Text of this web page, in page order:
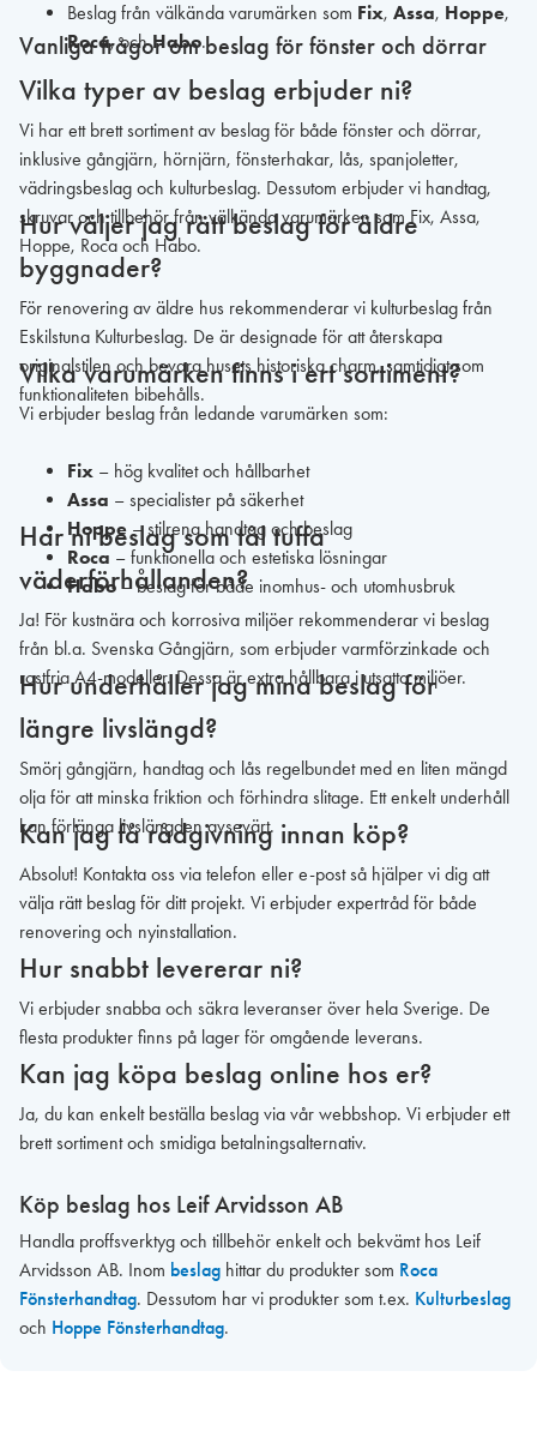
Beslag från välkända varumärken som Fix, Assa, Hoppe,
Roca, ochHabo.
Vanliga frågor om beslag för fönster och dörrar
Vilka typer av beslag erbjuder ni?
Vi har ett brett sortiment av beslag för både fönster och dörrar,
inklusive gångjärn, hörnjärn, fönsterhakar, lås, spanjoletter,
vädringsbeslag och kulturbeslag. Dessutom erbjuder vi handtag,
skruvar och tillbehör från välkända varumärken som Fix, Assa,
Hoppe, Roca och Habo.
Hur väljer jag rätt beslag för äldre
byggnader?
För renovering av äldre hus rekommenderar vi kulturbeslag från
Eskilstuna Kulturbeslag. De är designade för att återskapa
originalstilen och bevara husets historiska charm, samtidigt som
funktionaliteten bibehålls.
Vilka varumärken finns i ert sortiment?
Vi erbjuder beslag från ledande varumärken som:
Fix – hög kvalitet och hållbarhet
Assa – specialister på säkerhet
Hoppe– stilrena handtag och beslag
Roca – funktionella och estetiska lösningar
Habo– beslag för både inomhus- och utomhusbruk
Har ni beslag som tål tuffa
väderförhållanden?
Ja! För kustnära och korrosiva miljöer rekommenderar vi beslag
från bl.a. Svenska Gångjärn, som erbjuder varmförzinkade och
rostfria A4-modeller. Dessa är extra hållbara i utsatta miljöer.
Hur underhåller jag mina beslag för
längre livslängd?
Smörj gångjärn, handtag och lås regelbundet med en liten mängd
olja för att minska friktion och förhindra slitage. Ett enkelt underhåll
kan förlänga livslängden avsevärt.
Kan jag få rådgivning innan köp?
Absolut! Kontakta oss via telefon eller e-post så hjälper vi dig att
välja rätt beslag för ditt projekt. Vi erbjuder expertråd för både
renovering och nyinstallation.
Hur snabbt levererar ni?
Vi erbjuder snabba och säkra leveranser över hela Sverige. De
flesta produkter finns på lager för omgående leverans.
Kan jag köpa beslag online hos er?
Ja, du kan enkelt beställa beslag via vår webbshop. Vi erbjuder ett
brett sortiment och smidiga betalningsalternativ.
Köp beslag hos Leif Arvidsson AB
Handla proffsverktyg och tillbehör enkelt och bekvämt hos Leif
Arvidsson AB. Inom beslag hittar du produkter som Roca
Fönsterhandtag. Dessutom har vi produkter som t.ex. Kulturbeslag
och Hoppe Fönsterhandtag.